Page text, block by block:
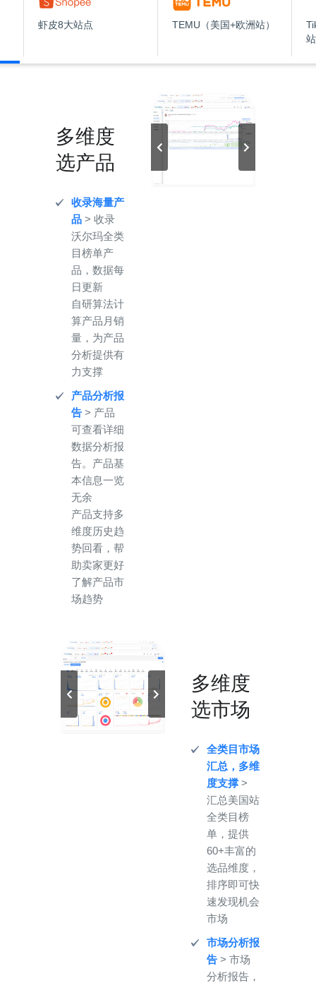
虾皮8大站点 TEMU（美国+欧洲站）
多维度
选产品
收录海量产
品 > 收录
沃尔玛全类
目榜单产
品，数据每
日更新
自研算法计
算产品月销
量，为产品
分析提供有
力支撑
产品分析报
告 > 产品
可查看详细
数据分析报
告。产品基
本信息一览
无余
产品支持多
维度历史趋
势回看，帮
助卖家更好
了解产品市
场趋势
多维度
选市场
全类目市场
汇总，多维
度支撑>
汇总美国站
全类目榜
单，提供
60+丰富的
选品维度，
排序即可快
速发现机会
市场
市场分析报
告> 市场
分析报告，